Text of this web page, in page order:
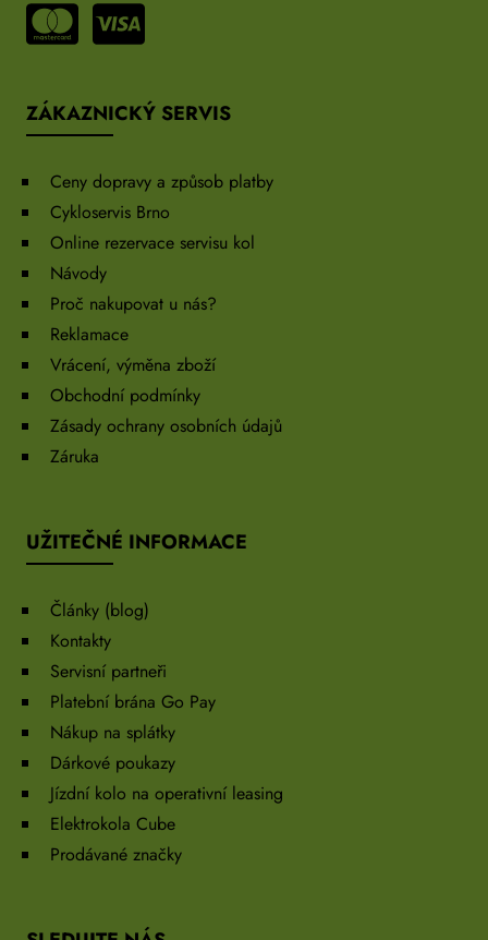
ZÁKAZNICKÝ SERVIS
Ceny dopravy a způsob platby
Cykloservis Brno
Online rezervace servisu kol
Návody
Proč nakupovat u nás?
Reklamace
Vrácení, výměna zboží
Obchodní podmínky
Zásady ochrany osobních údajů
Záruka
UŽITEČNÉ INFORMACE
Články (blog)
Kontakty
Servisní partneři
Platební brána Go Pay
Nákup na splátky
Dárkové poukazy
Jízdní kolo na operativní leasing
Elektrokola Cube
Prodávané značky